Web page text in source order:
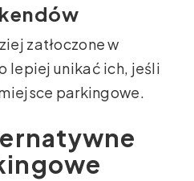
zatłoczone w
lepiej unikać ich, jeśli
parkingowe.